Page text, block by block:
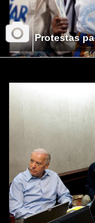
Protestas